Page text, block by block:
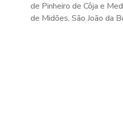
de Pinheiro de Côja e
de Midões, São João da